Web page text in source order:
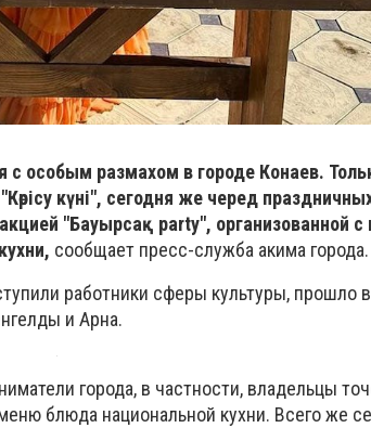
особым размахом в городе Конаев.
күні", сегодня же черед
"Бауырсақ party", организованной с
сообщает пресс-служба акима города.
работники сферы культуры, прошло
и Арна.
города, в частности, владельцы
блюда национальной кухни. Всего же